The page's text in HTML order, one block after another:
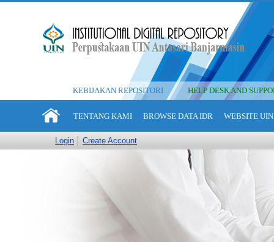
KEBIJAKAN REPOSITORI HELP DESK AND
TENTANG KAMI BROWSE DATA IDR WEBSITE
Login Create Account